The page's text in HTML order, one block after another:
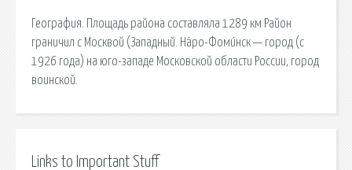
География. Площадь района составляла 1289 км Район
граничил с Москвой (Западный. На́ро-Фоми́нск — город (с
1926 года) на юго-западе Московской области России, город
воинской.
Links to Important Stuff